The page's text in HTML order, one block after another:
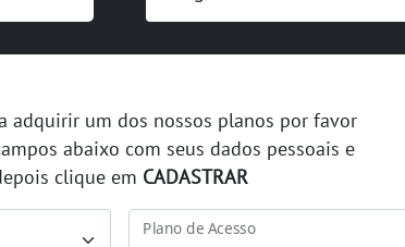
adquirir um dos nossos planos por favor
abaixo com seus dados pessoais e
clique em CADASTRAR
Plano de Acesso